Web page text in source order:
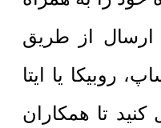
از طریق
روبیکا یا ایتا
کنید تا همکاران